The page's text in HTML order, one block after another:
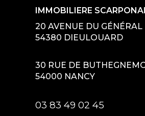
IMMOBILIERE
20 AVENUE DU GÉNÉRAL
54380 DIEULOUARD
30 RUE DE
54000 NANCY
03 83 49 02 45